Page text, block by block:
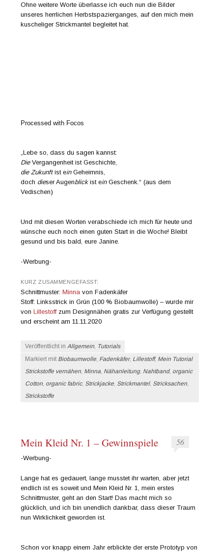
Ohne weitere Worte überlasse ich euch nun die Bilder
unseres herrlichen Herbstspazierganges, auf den mich mein
kuscheliger Strickmantel begleitet hat.
Processed with Focos
„Lebe so, dass du sagen kannst:
DieVergangenheit ist Geschichte,
die Zukunftist einGeheimnis,
doch dieser Augenblickist einGeschenk.“ (aus dem
Vedischen)
Und mit diesen Worten verabschiede ich mich für heute und
wünsche euch noch einen guten Start in die Woche! Bleibt
gesund und bis bald, eure Janine.
-Werbung-
KURZ ZUSAMMENGEFASST:
Schnittmuster:Minna von Fadenkäfer
Stoff: Linksstrick in Grün (100 % Biobaumwolle) – wurde mir
vonLillestoffzum Designnähen gratis zur Verfügung gestellt
und erscheint am 11.11.2020
Veröffentlicht inAllgemein, Tutorials
Markiert mit Biobaumwolle, Fadenkäfer, Lillestoff, Mein Tutorial
Strickstoffe vernähen, Minna, Nähanleitung, Nahtband, organic
Cotton, organic fabric, Strickjacke, Strickmantel, Stricksachen,
Strickstoffe
Mein Kleid Nr. 1 – Gewinnspiele 56
-Werbung-
Lange hat es gedauert, lange musstet ihr warten, aber jetzt
endlich ist es soweit und Mein Kleid Nr. 1, mein erstes
Schnittmuster, geht an den Start! Das macht mich so
glücklich, und ich bin unendlich dankbar, dass dieser Traum
nun Wirklichkeit geworden ist.
Schon vor knapp einem Jahr erblickte der erste Prototyp von